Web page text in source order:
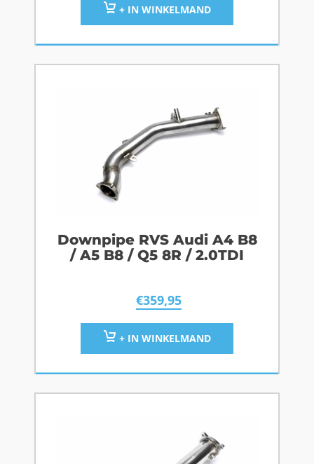
+ IN WINKELMAND
Downpipe RVS Audi A4 B8
/ A5 B8 / Q5 8R / 2.0TDI
€359,95
+ IN WINKELMAND